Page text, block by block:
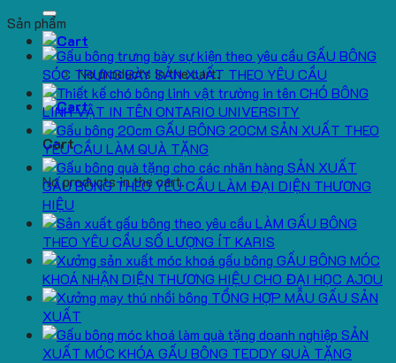
No products in the cart.
Cart
No products in the cart.
Sản phẩm
GẤU BÔNG
SÓC TRƯNG BÀY SẢN XUẤT THEO YÊU CẦU
CHÓ BÔNG
LINH VẬT IN TÊN ONTARIO UNIVERSITY
GẤU BÔNG 20CM SẢN XUẤT THEO
YÊU CẦU LÀM QUÀ TẶNG
SẢN XUẤT
GẤU BÔNG THEO YÊU CẦU LÀM ĐẠI DIỆN THƯƠNG
HIỆU
LÀM GẤU BÔNG
THEO YÊU CẦU SỐ LƯỢNG ÍT KARIS
GẤU BÔNG MÓC
KHOÁ NHẬN DIỆN THƯƠNG HIỆU CHO ĐẠI HỌC AJOU
TỔNG HỢP MẪU GẤU SẢN
XUẤT
SẢN
XUẤT MÓC KHÓA GẤU BÔNG TEDDY QUÀ TẶNG